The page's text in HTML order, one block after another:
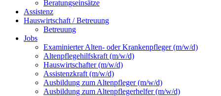
Beratungseinsätze
Assistenz
Hauswirtschaft / Betreuung
Betreuung
Jobs
Examinierter Alten- oder Krankenpfleger (m/w/d)
Altenpflegehilfskraft (m/w/d)
Hauswirtschafter (m/w/d)
Assistenzkraft (m/w/d)
Ausbildung zum Altenpfleger (m/w/d)
Ausbildung zum Altenpflegerhelfer (m/w/d)